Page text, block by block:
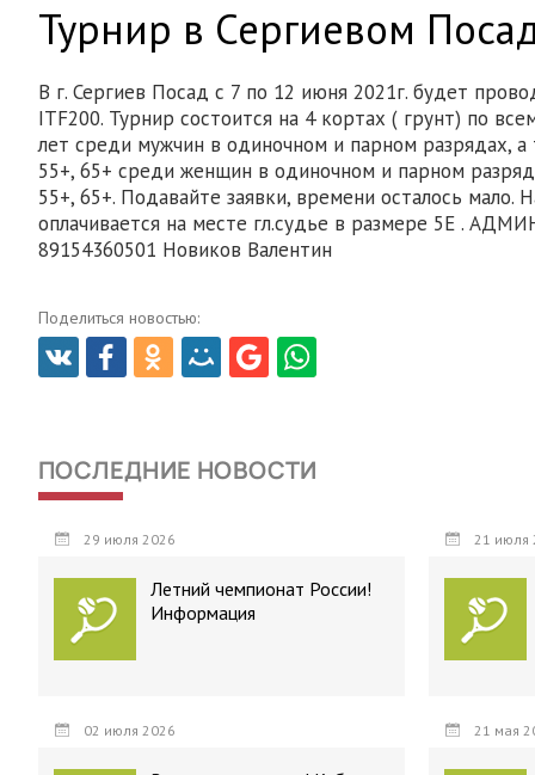
Турнир в Сергиевом
В г. Сергиев Посад с 7 по 12 июня 2021г. будет
ITF200. Турнир состоится на 4 кортах ( грунт) по
лет среди мужчин в одиночном и парном разрядах, а
55+, 65+ среди женщин в одиночном и парном
55+, 65+. Подавайте заявки, времени осталось мало.
оплачивается на месте гл.судье в размере 5Е .
89154360501 Новиков Валентин
Поделиться новостью:
ПОСЛЕДНИЕ НОВОСТИ
29 июля 2026
Летний чемпионат России!
Информация
21 июля
02 июля 2026 21 мая